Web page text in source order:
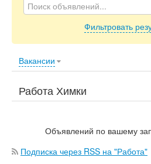
Фильтровать
Вакансии
Работа Химки
Объявлений по вашему
Подписка через RSS на "Работа"